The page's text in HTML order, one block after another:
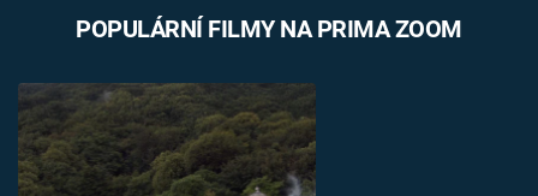
POPULÁRNÍ FILMY NA PRIMA ZOOM